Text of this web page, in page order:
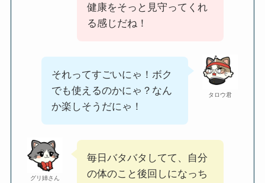
健康をそっと見守ってくれ
る感じだね！
タロウ君
それってすごいにゃ！ボク
でも使えるのかにゃ？なん
か楽しそうだにゃ！
グリ姉さん
毎日バタバタしてて、自分
の体のこと後回しになっち